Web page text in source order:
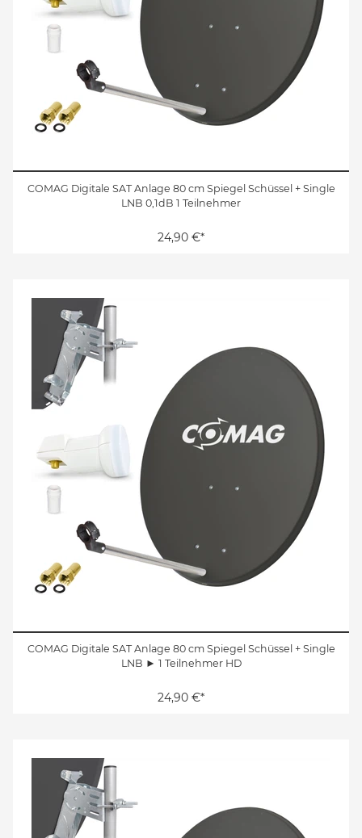
COMAG Digitale SAT Anlage 80 cm Spiegel Schüssel + Single
LNB 0,1dB 1 Teilnehmer
24,90 €*
COMAG Digitale SAT Anlage 80 cm Spiegel Schüssel + Single
LNB ► 1 Teilnehmer HD
24,90 €*